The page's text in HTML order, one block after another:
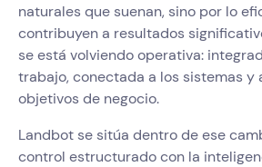
naturales que suenan, sino por lo
contribuyen a resultados
se está volviendo operativa:
trabajo, conectada a los sistemas y
objetivos de negocio.
Landbot se sitúa dentro de ese
control estructurado con la